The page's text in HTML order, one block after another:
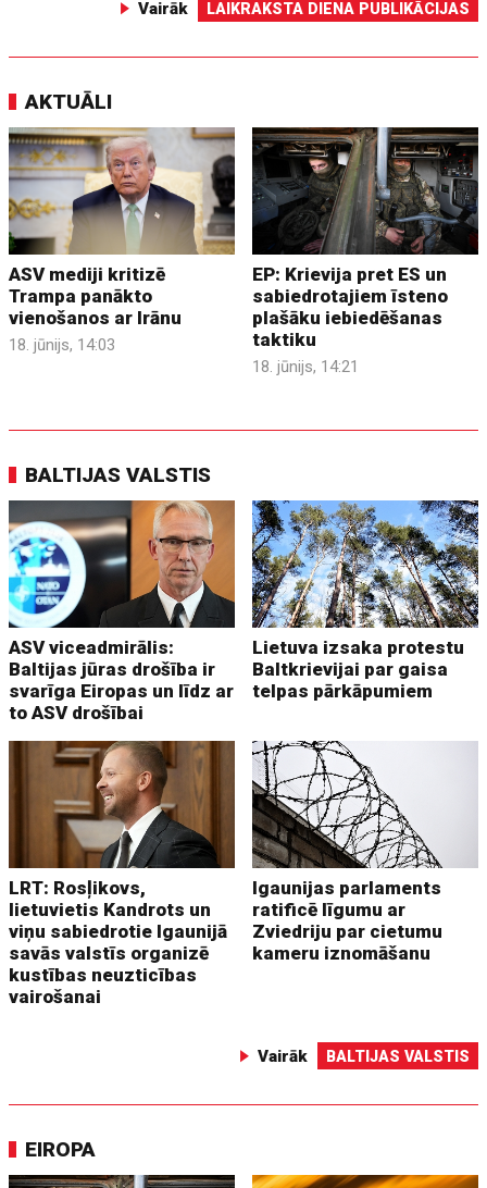
Vairāk LAIKRAKSTA DIENA PUBLIKĀCIJAS
AKTUĀLI
ASV mediji kritizē
Trampa panākto
vienošanos ar Irānu
18. jūnijs, 14:03
EP: Krievija pret ES un
sabiedrotajiem īsteno
plašāku iebiedēšanas
taktiku
18. jūnijs, 14:21
BALTIJAS VALSTIS
ASV viceadmirālis:
Baltijas jūras drošība ir
svarīga Eiropas un līdz ar
to ASV drošībai
Lietuva izsaka protestu
Baltkrievijai par gaisa
telpas pārkāpumiem
LRT: Rosļikovs,
lietuvietis Kandrots un
viņu sabiedrotie Igaunijā
savās valstīs organizē
kustības neuzticības
vairošanai
Igaunijas parlaments
ratificē līgumu ar
Zviedriju par cietumu
kameru iznomāšanu
Vairāk BALTIJAS VALSTIS
EIROPA